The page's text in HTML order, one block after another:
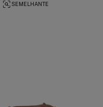
SEMELHANTE